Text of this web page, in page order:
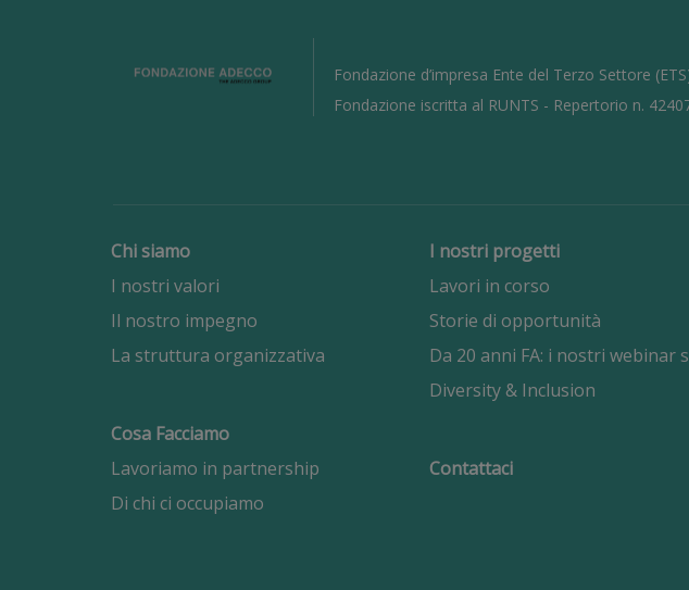
Fondazione d’impresa Ente del Terzo Settore
Fondazione iscritta al RUNTS - Repertorio n.
Chi siamo
I nostri valori
Il nostro impegno
La struttura organizzativa
Cosa Facciamo
Lavoriamo in partnership
Di chi ci occupiamo
I nostri progetti
Lavori in corso
Storie di opportunità
Da 20 anni FA: i nostri webinar
Diversity & Inclusion
Contattaci